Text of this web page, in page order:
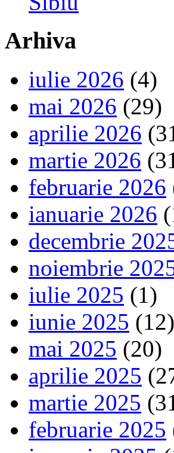
Arhiva
iulie 2026 (4)
mai 2026 (29)
aprilie 2026
martie 2026
februarie 2026
ianuarie 2026
decembrie
noiembrie
iulie 2025 (1)
iunie 2025 (12)
mai 2025 (20)
aprilie 2025
martie 2025
februarie 2025